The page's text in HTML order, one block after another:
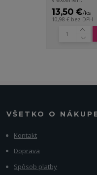
13,50 €/ks
10,98 € bez DPH
VŠETKO O
Kontakt
Doprava
Spôsob platby